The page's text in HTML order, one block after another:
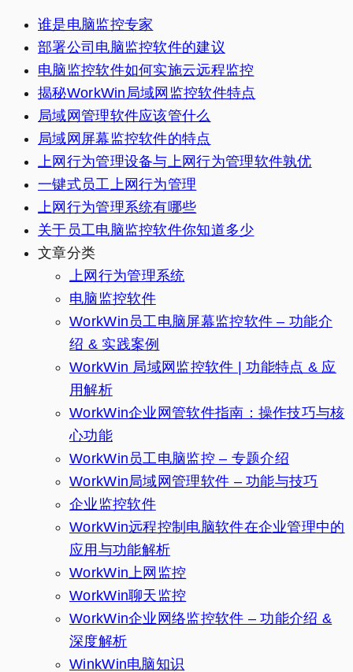
谁是电脑监控专家
部署公司电脑监控软件的建议
电脑监控软件如何实施云远程监控
揭秘WorkWin局域网监控软件特点
局域网管理软件应该管什么
局域网屏幕监控软件的特点
上网行为管理设备与上网行为管理软件孰优
一键式员工上网行为管理
上网行为管理系统有哪些
关于员工电脑监控软件你知道多少
文章分类
上网行为管理系统
电脑监控软件
WorkWin员工电脑屏幕监控软件 – 功能介
绍 & 实践案例
WorkWin 局域网监控软件 | 功能特点 & 应
用解析
WorkWin企业网管软件指南：操作技巧与核
心功能
WorkWin员工电脑监控 – 专题介绍
WorkWin局域网管理软件 – 功能与技巧
企业监控软件
WorkWin远程控制电脑软件在企业管理中的
应用与功能解析
WorkWin上网监控
WorkWin聊天监控
WorkWin企业网络监控软件 – 功能介绍 &
深度解析
WinkWin电脑知识